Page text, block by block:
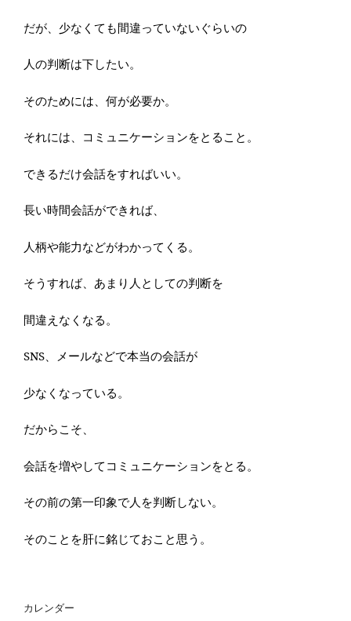
だが、少なくても間違っていないぐらいの
人の判断は下したい。
そのためには、何が必要か。
それには、コミュニケーションをとること。
できるだけ会話をすればいい。
長い時間会話ができれば、
人柄や能力などがわかってくる。
そうすれば、あまり人としての判断を
間違えなくなる。
SNS、メールなどで本当の会話が
少なくなっている。
だからこそ、
会話を増やしてコミュニケーションをとる。
その前の第一印象で人を判断しない。
そのことを肝に銘じておこと思う。
カレンダー